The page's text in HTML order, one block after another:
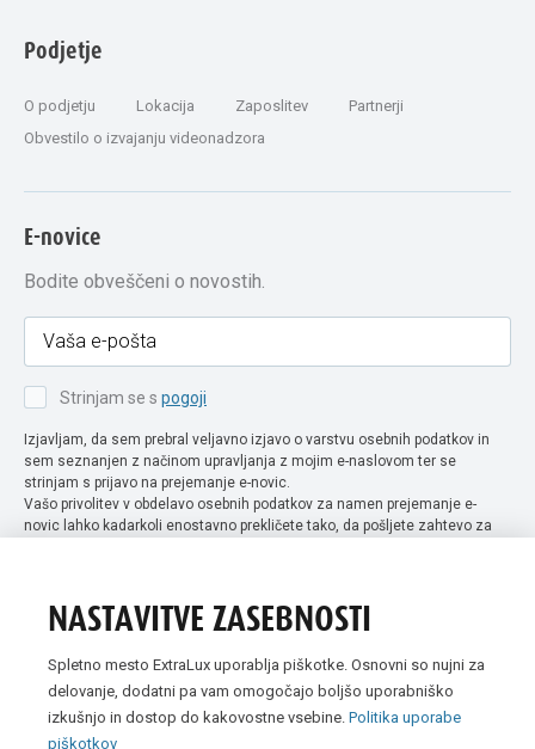
Podjetje
O podjetju Lokacija Zaposlitev
Partnerji
Obvestilo o izvajanju videonadzora
E-novice
Bodite obveščeni o novostih.
Strinjam se s pogoji
Izjavljam, da sem prebral veljavno izjavo o varstvu osebnih podatkov in
sem seznanjen z načinom upravljanja z mojim e-naslovom ter se
strinjam s prijavo na prejemanje e-novic.
Vašo privolitev v obdelavo osebnih podatkov za namen prejemanje e-
novic lahko kadarkoli enostavno prekličete tako, da pošljete zahtevo za
NASTAVITVE ZASEBNOSTI
Spletno mesto ExtraLux uporablja piškotke. Osnovni so nujni za
delovanje, dodatni pa vam omogočajo boljšo uporabniško
izkušnjo in dostop do kakovostne vsebine. Politika uporabe
piškotkov